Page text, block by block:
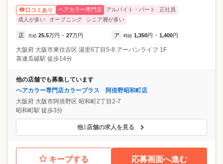
口コミあり ヘアカラー専門店 アルバイト・パート
正社員
成人が多い
オープニング シニア層が多い
正 月給 25.5万円 ~ 27万円 ア 時給 1,350円 ~ 1,400円
大阪府 大阪市東住吉区 湯里6丁目5-8 アーバンライフ 1F
喜連瓜破駅 徒歩14分
他の店舗でも募集しています
ヘアカラー専門店カラープラス 阿倍野昭和町店
大阪府 大阪市阿倍野区 昭和町2丁目2-7
昭和町駅 徒歩3分
他1店舗の求人を見る
キープする 応募画面へ進む